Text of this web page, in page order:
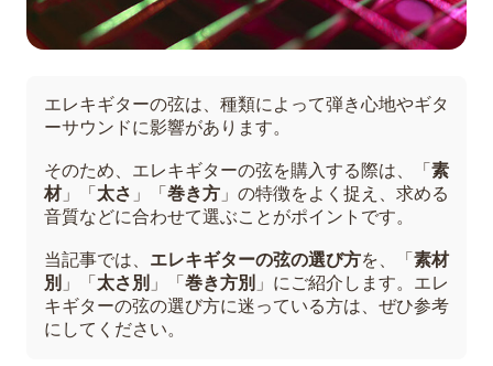
エレキギターの弦は、種類によって弾き心地やギタ
ーサウンドに影響があります。
そのため、エレキギターの弦を購入する際は、「 素
材」「 太さ 」「 巻き方 」の特徴をよく捉え、求める
音質などに合わせて選ぶことがポイントです。
当記事では、 エレキギターの弦の選び方を、「 素材
別 」「 太さ別 」「 巻き方別 」にご紹介します。エレ
キギターの弦の選び方に迷っている方は、ぜひ参考
にしてください。